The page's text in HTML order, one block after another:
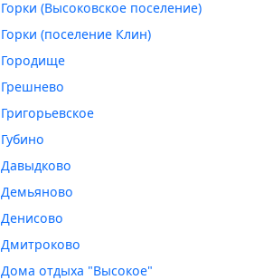
Горки (Высоковское поселение)
Горки (поселение Клин)
Городище
Грешнево
Григорьевское
Губино
Давыдково
Демьяново
Денисово
Дмитроково
Дома отдыха "Высокое"